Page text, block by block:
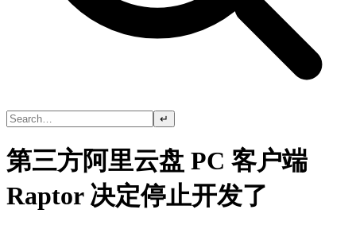
↵
第三方阿里云盘 PC 客户端
Raptor 决定停止开发了